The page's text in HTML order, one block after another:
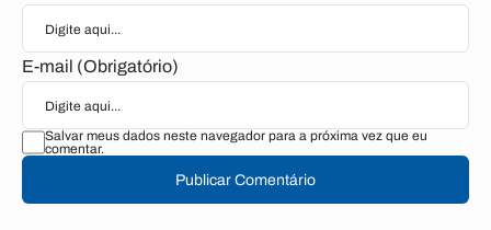
E-mail (Obrigatório)
Salvar meus dados neste navegador para a próxima vez que eu
comentar.
Publicar Comentário